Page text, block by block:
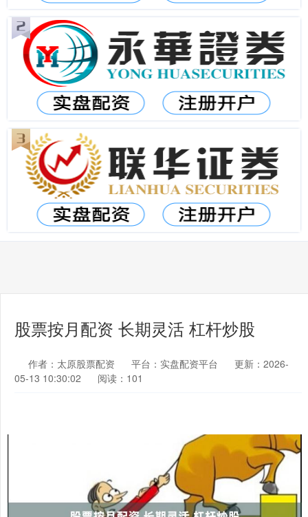
股票按月配资 长期灵活 杠杆炒股
作者：太原股票配资 平台：实盘配资平台
更新：2026-
05-13 10:30:02
阅读：101